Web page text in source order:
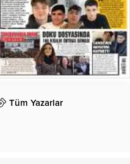
Tüm Yazarlar